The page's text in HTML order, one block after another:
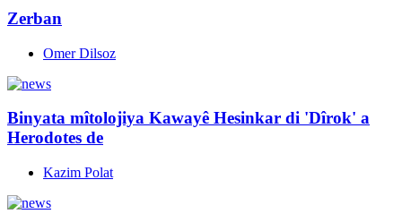
Zerban
Omer Dilsoz
Binyata mîtolojiya Kawayê Hesinkar di 'Dîrok' a
Herodotes de
Kazim Polat